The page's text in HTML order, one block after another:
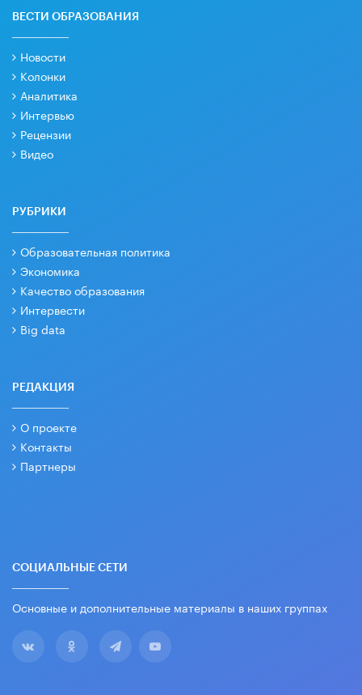
ВЕСТИ ОБРАЗОВАНИЯ
Новости
Колонки
Аналитика
Интервью
Рецензии
Видео
РУБРИКИ
Образовательная политика
Экономика
Качество образования
Интервести
Big data
РЕДАКЦИЯ
О проекте
Контакты
Партнеры
СОЦИАЛЬНЫЕ СЕТИ
Основные и дополнительные материалы в наших группах